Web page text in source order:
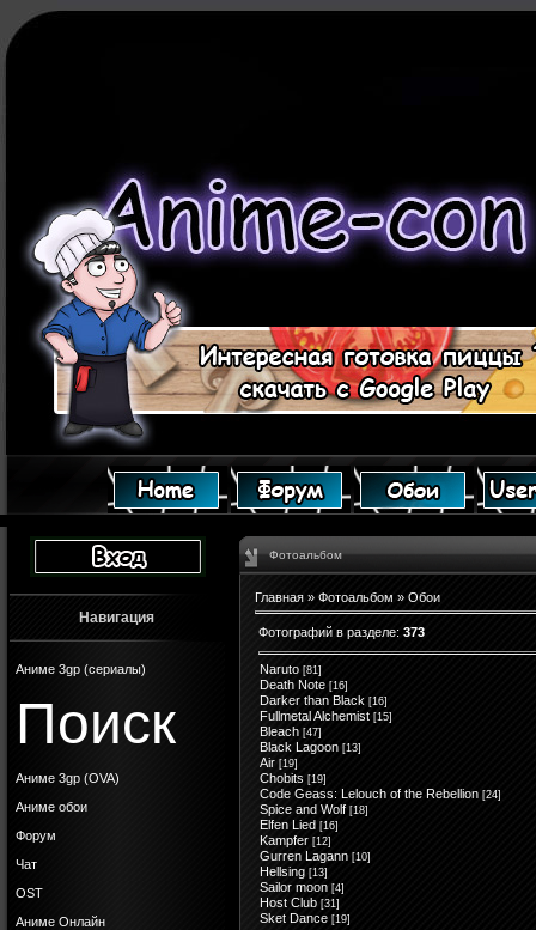
Навигация
Аниме 3gp (сериалы)
Поиск
Аниме 3gp (OVA)
Аниме обои
Форум
Чат
OST
Аниме Онлайн
Фотоальбом
Главная » Фотоальбом » Обои
Фотографий в разделе: 373
Naruto [81]
Death Note [16]
Darker than Black [16]
Fullmetal Alchemist [15]
Bleach [47]
Black Lagoon [13]
Air [19]
Chobits [19]
Code Geass: Lelouch of the Rebellion [24]
Spice and Wolf [18]
Elfen Lied [16]
Kampfer [12]
Gurren Lagann [10]
Hellsing [13]
Sailor moon [4]
Host Club [31]
Sket Dance [19]